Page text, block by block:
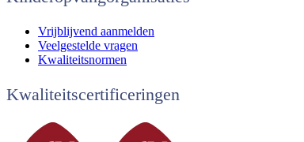
Vrijblijvend aanmelden
Veelgestelde vragen
Kwaliteitsnormen
Kwaliteitscertificeringen